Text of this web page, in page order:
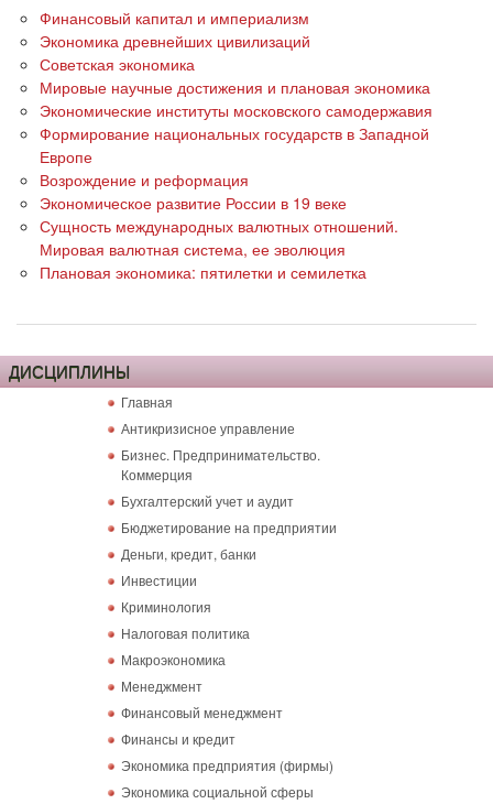
Финансовый капитал и империализм
Экономика древнейших цивилизаций
Советская экономика
Мировые научные достижения и плановая экономика
Экономические институты московского самодержавия
Формирование национальных государств в Западной
Европе
Возрождение и реформация
Экономическое развитие России в 19 веке
Сущность международных валютных отношений.
Мировая валютная система, ее эволюция
Плановая экономика: пятилетки и семилетка
ДИСЦИПЛИНЫ
Главная
Антикризисное управление
Бизнес. Предпринимательство.
Коммерция
Бухгалтерский учет и аудит
Бюджетирование на предприятии
Деньги, кредит, банки
Инвестиции
Криминология
Налоговая политика
Макроэкономика
Менеджмент
Финансовый менеджмент
Финансы и кредит
Экономика предприятия (фирмы)
Экономика социальной сферы